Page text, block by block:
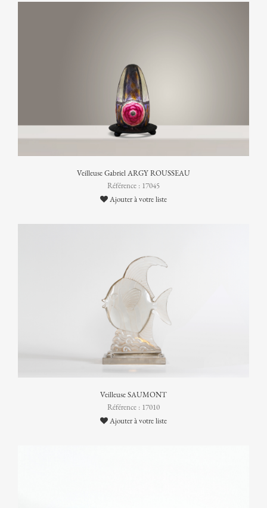
Veilleuse Gabriel ARGY ROUSSEAU
Référence : 17045
Ajouter à votre liste
Veilleuse SAUMONT
Référence : 17010
Ajouter à votre liste